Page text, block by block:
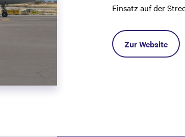
Einsatz auf der
Zur Website